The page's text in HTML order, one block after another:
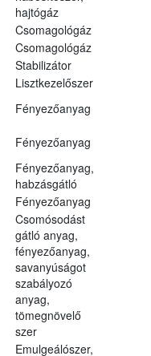
hajtógáz
Csomagológáz
Csomagológáz
Stabilizátor
Lisztkezelőszer
Fényezőanyag
Fényezőanyag
Fényezőanyag,
habzásgátló
Fényezőanyag
Csomósodást
gátló anyag,
fényezőanyag,
savanyúságot
szabályozó
anyag,
tömegnövelő
szer
Emulgeálószer,